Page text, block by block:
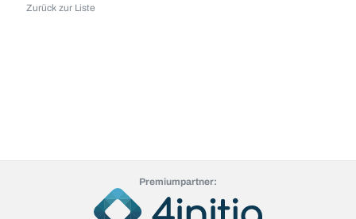
Zurück zur Liste
Premiumpartner: